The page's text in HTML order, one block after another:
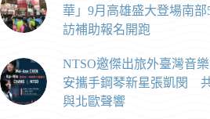
華」9月高雄盛大登場南
訪補助報名開跑
NTSO邀傑出旅外臺灣音
安攜手鋼琴新星張凱閔
與北歐聲響